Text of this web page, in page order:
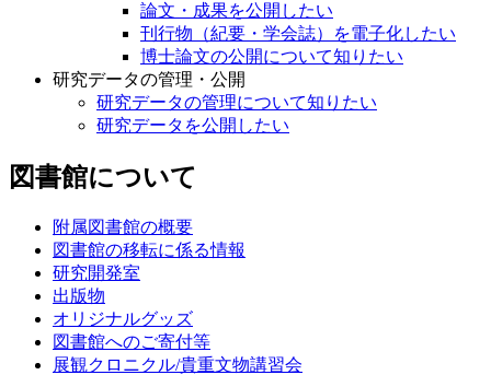
論文・成果を公開したい
刊行物（紀要・学会誌）を電子化したい
博士論文の公開について知りたい
研究データの管理・公開
研究データの管理について知りたい
研究データを公開したい
図書館について
附属図書館の概要
図書館の移転に係る情報
研究開発室
出版物
オリジナルグッズ
図書館へのご寄付等
展観クロニクル/貴重文物講習会